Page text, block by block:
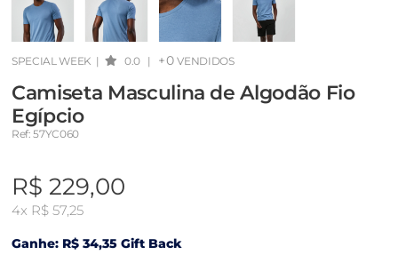
SPECIAL WEEK | 0.0 | +0 VENDIDOS
Camiseta Masculina de Algodão Fio
Egípcio
Ref: 57YC060
R$ 229,00
4x R$ 57,25
Ganhe: R$ 34,35 Gift Back